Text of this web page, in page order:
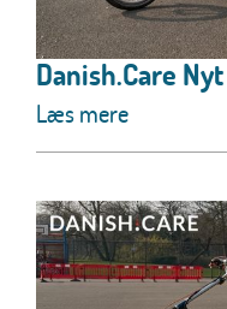
Danish.Care
Læs mere